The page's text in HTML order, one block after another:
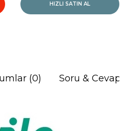
HIZLI SATIN AL
(0) Soru & Cevap